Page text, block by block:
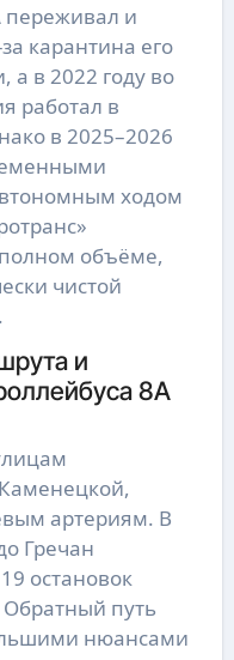
переживал и
карантина его
а в 2022 году во
работал в
в 2025–2026
ходом
объёме,
чистой
и
8А
артериям. В
Гречан
остановок
путь
нюансами